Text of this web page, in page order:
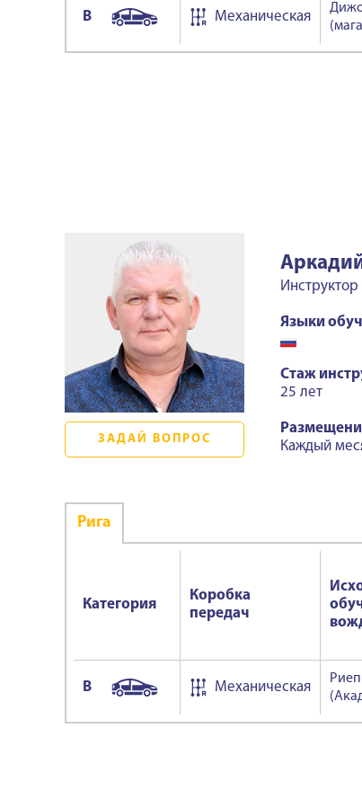
B Механическая
ЗАДАЙ ВОПРОС
Инструктор
Языки
Стаж
25 лет
Каждый
Ригa
Категория
Коробка
передач
B Механическая